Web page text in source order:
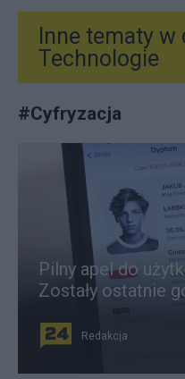
Inne tematy w
Technologie
#Cyfryzacja
Pilny apel do
Zostały ostatnie
Redakcja